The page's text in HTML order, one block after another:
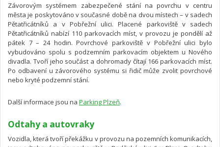
Závorovým systémem zabezpečené stání na povrchu v centru
města je poskytováno v současné době na dvou místech – v sadech
Pětatřicátníků a v Pobřežní ulici. Placené parkoviště v sadech
Pětatřicátníků nabízí 110 parkovacích míst, v provozu je pondělí až
pátek 7 – 24 hodin. Povrchové parkoviště v Pobřežní ulici bylo
vybudováno spolu s podzemním parkovacím objektem u Nového
divadla. Tvoří jeho součást a dohromady čítají 166 parkovacích míst.
Po odbavení u závorového systému si řidič může zvolit povrchové
nebo kryté podzemní stání.
Další informace jsou na Parking Plzeň.
Odtahy a autovraky
Vozidla, která tvoří překážku v provozu na pozemních komunikacích,